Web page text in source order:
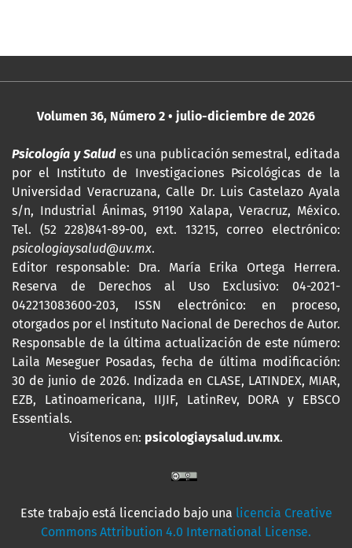
Volumen 36, Número 2 • julio-diciembre de 2026
Psicología y Salud es una publicación semestral, editada
por el Instituto de Investigaciones Psicológicas de la
Universidad Veracruzana, Calle Dr. Luis Castelazo Ayala
s/n, Industrial Ánimas, 91190 Xalapa, Veracruz, México.
Tel. (52 228)841-89-00, ext. 13215, correo electrónico:
psicologiaysalud@uv.mx.
Editor responsable: Dra. María Erika Ortega Herrera.
Reserva de Derechos al Uso Exclusivo: 04-2021-
042213083600-203, ISSN electrónico: en proceso,
otorgados por el Instituto Nacional de Derechos de Autor.
Responsable de la última actualización de este número:
Laila Meseguer Posadas, fecha de última modificación:
30 de junio de 2026. Indizada en CLASE, LATINDEX, MIAR,
EZB, Latinoamericana, IIJIF, LatinRev, DORA y EBSCO
Essentials.
Visítenos en: psicologiaysalud.uv.mx.
Este trabajo está licenciado bajo una licencia Creative
Commons Attribution 4.0 International License.